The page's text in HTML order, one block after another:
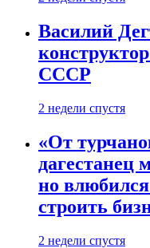
Василий
СССР
2 недели спустя
«От
дагестанец
но
строить
2 недели спустя